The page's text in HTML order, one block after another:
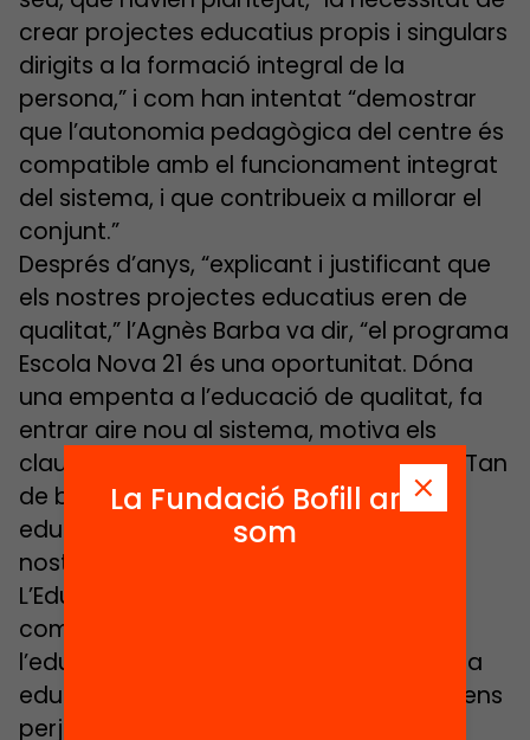
crear projectes educatius propis i singulars
dirigits a la formació integral de la
persona,” i com han intentat “demostrar
que l’autonomia pedagògica del centre és
compatible amb el funcionament integrat
del sistema, i que contribueix a millorar el
conjunt.”
Després d’anys, “explicant i justificant que
els nostres projectes educatius eren de
qualitat,” l’Agnès Barba va dir, “el programa
Escola Nova 21 és una oportunitat. Dóna
una empenta a l’educació de qualitat, fa
entrar aire nou al sistema, motiva els
claustres, i promou pràctica reflexiva.” “Tan
de bo,” va concloure, “tots els agents
educatius del nostre país ens la fem
nostra.”
L’Eduard Vallory va tancar la
compareixença posant èmfasi en
l’educació “com un bé comú, en què una
educació inadequada de la filla del veí ens
perjudica també a tots i cadascun de
La Fundació Bofill ara
som